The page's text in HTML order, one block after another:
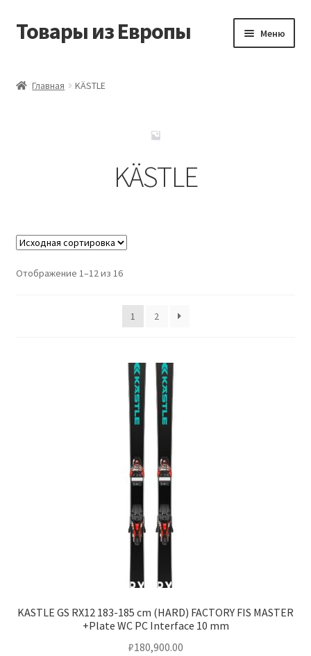
Перейти
Перейти
Товары из Европы Меню
Заказать товары из Европы
Мой аккаунт
Подтверждение заказа
Главная KÄSTLE
KÄSTLE
Отображение 1–12 из 16
1 2
KASTLE GS RX12 183-185 cm (HARD) FACTORY FIS MASTER
+Plate WC PC Interface 10 mm
₽180,900.00